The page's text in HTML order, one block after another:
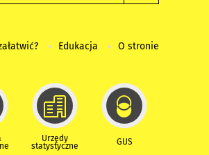
czarnymczarnym
żółtym
Edukacja O stronie
Urzędy
statystyczne GUS